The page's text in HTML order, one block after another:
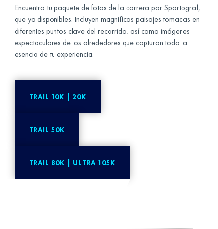
Encuentra tu paquete de fotos de la carrera por Sportograf,
que ya disponibles. Incluyen magníficos paisajes tomadas en
diferentes puntos clave del recorrido, así como imágenes
espectaculares de los alrededores que capturan toda la
esencia de tu experiencia.
TRAIL 10K | 20K
TRAIL 50K
TRAIL 80K | ULTRA 105K